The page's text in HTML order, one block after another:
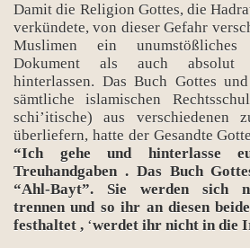
Damit die Religion Gottes, die
verkündete, von dieser Gefahr
Muslimen ein unumstößliches
Dokument als auch absolut
hinterlassen. Das Buch Gottes
sämtliche islamischen
schi’itische) aus verschiedenen
überliefern, hatte der Gesandte
“Ich gehe und hinterlasse
Treuhandgaben . Das Buch
“Ahl-Bayt”. Sie werden sich
trennen und so ihr an diesen
festhaltet , ‘werdet ihr nicht in die